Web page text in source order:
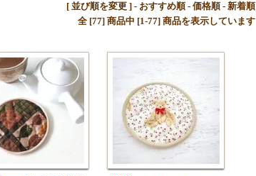
[ 並び順を変更 ] - おすすめ順- 価格順- 新着順
全 [77] 商品中 [1-77] 商品を表示しています